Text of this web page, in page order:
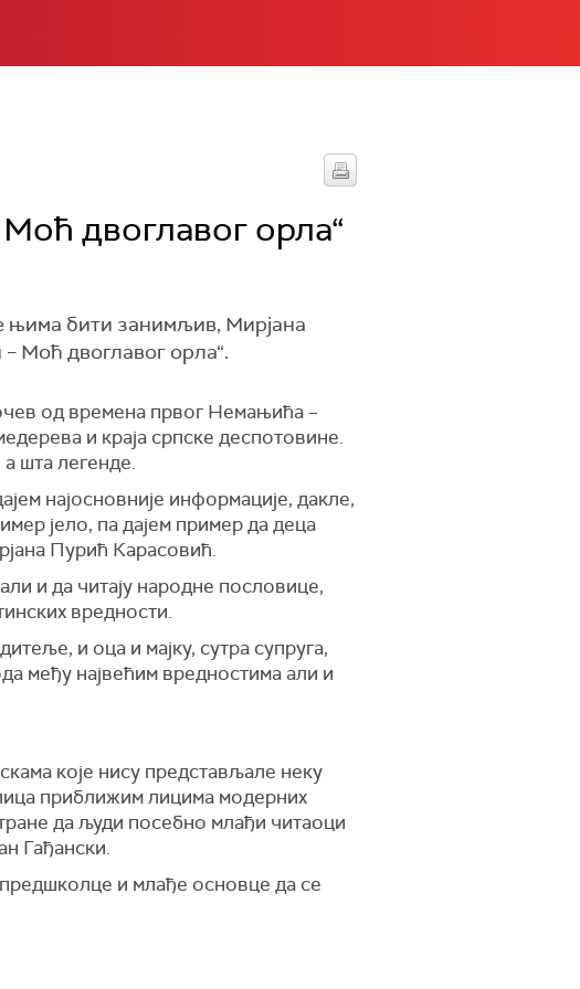
двоглавог орла“
њима бити занимљив, Мирјана
Моћ двоглавог орла“.
од времена првог Немањића –
и краја српске деспотовине.
шта легенде.
најосновније информације, дакле,
јело, па дајем пример да деца
Пурић Карасовић.
и да читају народне пословице,
вредности.
и оца и мајку, сутра супруга,
међу највећим вредностима али и
које нису представљале неку
приближим лицима модерних
да људи посебно млађи читаоци
Гађански.
и млађе основце да се